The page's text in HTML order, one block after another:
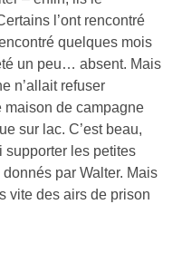
l’ont rencontré
quelques mois
un peu… absent. Mais
n’allait refuser
maison de campagne
sur lac. C’est beau,
supporter les petites
par Walter. Mais
vite des airs de prison